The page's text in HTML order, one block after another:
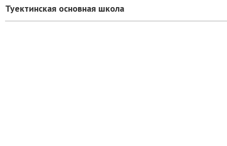
Туектинская основная школа